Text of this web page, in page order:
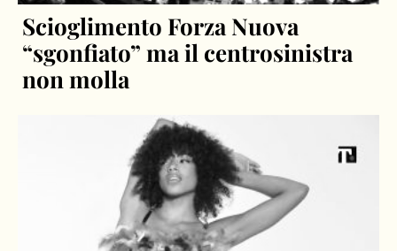
Scioglimento Forza Nuova
“sgonfiato” ma il centrosinistra
non molla